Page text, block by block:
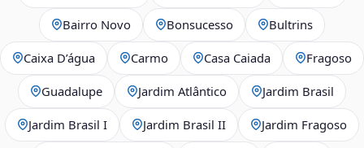
Bairro Novo Bonsucesso Bultrins
Caixa D’água Carmo Casa Caiada Fragoso
Guadalupe Jardim Atlântico Jardim Brasil
Jardim Brasil I Jardim Brasil II Jardim Fragoso